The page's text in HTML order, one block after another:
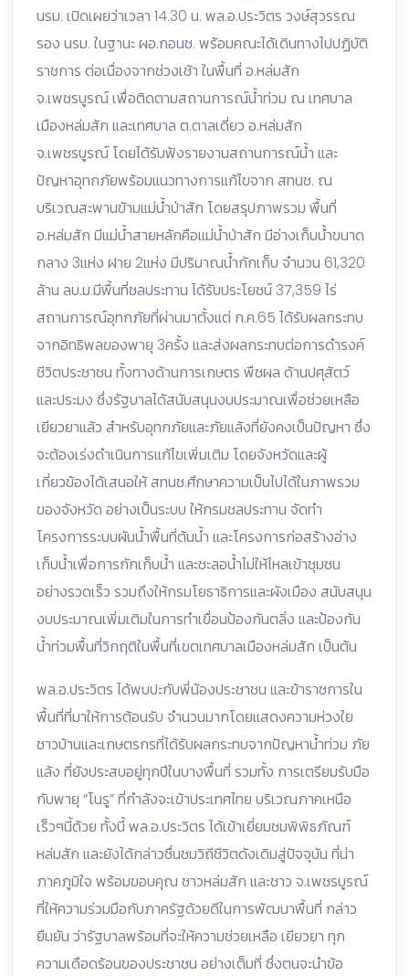
นรม. เปิดเผยว่าเวลา 14.30 น. พล.อ.ประวิตร วงษ์สุวรรณ
รอง นรม. ในฐานะ ผอ.กอนช. พร้อมคณะได้เดินทางไปปฏิบัติ
ราชการ ต่อเนื่องจากช่วงเช้า ในพื้นที่ อ.หล่มสัก
จ.เพชรบูรณ์ เพื่อติดตามสถานการณ์น้ำท่วม ณ เทศบาล
เมืองหล่มสัก และเทศบาล ต.ตาลเดี่ยว อ.หล่มสัก
จ.เพชรบูรณ์ โดยได้รับฟังรายงานสถานการณ์น้ำ และ
ปัญหาอุทกภัยพร้อมแนวทางการแก้ไขจาก สทนช. ณ
บริเวณสะพานข้ามแม่น้ำป่าสัก โดยสรุปภาพรวม พื้นที่
อ.หล่มสัก มีแม่น้ำสายหลักคือแม่น้ำป่าสัก มีอ่างเก็บน้ำขนาด
กลาง 3แห่ง ฝาย 2แห่ง มีปริมาณน้ำกักเก็บ จำนวน 61,320
ล้าน ลบ.ม.มีพื้นที่ชลประทาน ได้รับประโยชน์ 37,359 ไร่
สถานการณ์อุทกภัยที่ผ่านมาตั้งแต่ ก.ค.65 ได้รับผลกระทบ
จากอิทธิพลของพายุ 3ครั้ง และส่งผลกระทบต่อการดำรงค์
ชีวิตประชาชน ทั้งทางด้านการเกษตร พืชผล ด้านปศุสัตว์
และประมง ซึ่งรัฐบาลได้สนับสนุนงบประมาณเพื่อช่วยเหลือ
เยียวยาแล้ว สำหรับอุทกภัยและภัยแล้งที่ยังคงเป็นปัญหา ซึ่ง
จะต้องเร่งดำเนินการแก้ไขเพิ่มเติม โดยจังหวัดและผู้
เกี่ยวข้องได้เสนอให้ สทนช.ศึกษาความเป็นไปได้ในภาพรวม
ของจังหวัด อย่างเป็นระบบ ให้กรมชลประทาน จัดทำ
โครงการระบบผันน้ำพื้นที่ต้นน้ำ และโครงการก่อสร้างอ่าง
เก็บน้ำเพื่อการกักเก็บน้ำ และชะลอน้ำไม่ให้ไหลเข้าชุมชน
อย่างรวดเร็ว รวมถึงให้กรมโยธาธิการและผังเมือง สนับสนุน
งบประมาณเพิ่มเติมในการทำเขื่อนป้องกันตลิ่ง และป้องกัน
น้ำท่วมพื้นที่วิกฤติในพื้นที่เขตเทศบาลเมืองหล่มสัก เป็นต้น
พล.อ.ประวิตร ได้พบปะกับพี่น้องประชาชน และข้าราชการใน
พื้นที่ที่มาให้การต้อนรับ จำนวนมากโดยแสดงความห่วงใย
ชาวบ้านและเกษตรกรที่ได้รับผลกระทบจากปัญหาน้ำท่วม ภัย
แล้ง ที่ยังประสบอยู่ทุกปีในบางพื้นที่ รวมทั้ง การเตรียมรับมือ
กับพายุ “โนรู” ที่กำลังจะเข้าประเทศไทย บริเวณภาคเหนือ
เร็วๆนี้ด้วย ทั้งนี้ พล.อ.ประวิตร ได้เข้าเยี่ยมชมพิพิธภัณฑ์
หล่มสัก และยังได้กล่าวชื่นชมวิถีชีวิตดังเดิมสู่ปัจจุบัน ที่น่า
ภาคภูมิใจ พร้อมขอบคุณ ชาวหล่มสัก และชาว จ.เพชรบูรณ์
ที่ให้ความร่วมมือกับภาครัฐด้วยดีในการพัฒนาพื้นที่ กล่าว
ยืนยัน ว่ารัฐบาลพร้อมที่จะให้ความช่วยเหลือ เยียวยา ทุก
ความเดือดร้อนของประชาชน อย่างเต็มที่ ซึ่งตนจะนำข้อ